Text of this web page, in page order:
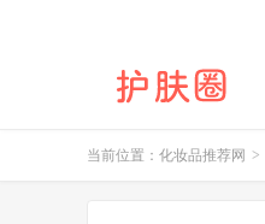
当前位置： 化妆品推荐网 >